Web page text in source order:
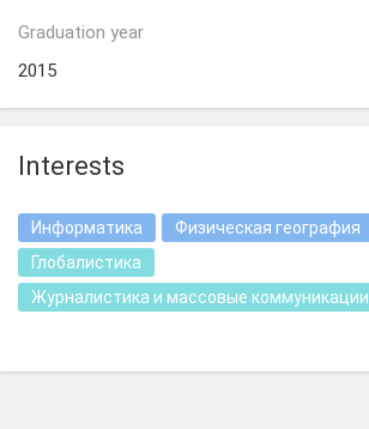
Graduation year
2015
Interests
Информатика Физическая география
Глобалистика
Журналистика и массовые коммуникации